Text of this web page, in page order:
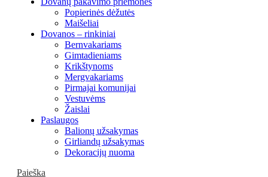
Popierinės dėžutės
Maišeliai
Dovanos – rinkiniai
Bernvakariams
Gimtadieniams
Krikštynoms
Mergvakariams
Pirmajai komunijai
Vestuvėms
Žaislai
Paslaugos
Balionų užsakymas
Girliandų užsakymas
Dekoracijų nuoma
Paieška